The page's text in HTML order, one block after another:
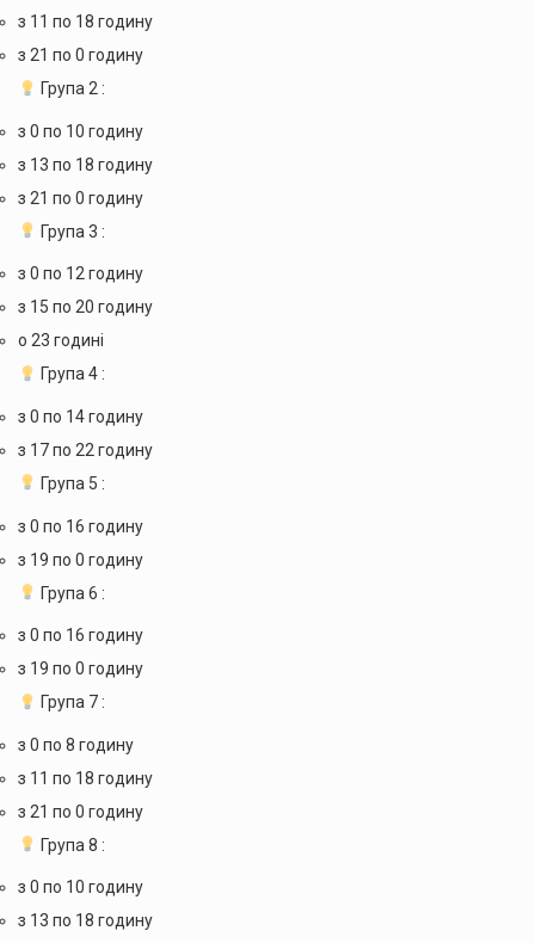
з 11 по 18 годину
з 21 по 0 годину
Група 2 :
з 0 по 10 годину
з 13 по 18 годину
з 21 по 0 годину
Група 3 :
з 0 по 12 годину
з 15 по 20 годину
о 23 годині
Група 4 :
з 0 по 14 годину
з 17 по 22 годину
Група 5 :
з 0 по 16 годину
з 19 по 0 годину
Група 6 :
з 0 по 16 годину
з 19 по 0 годину
Група 7 :
з 0 по 8 годину
з 11 по 18 годину
з 21 по 0 годину
Група 8 :
з 0 по 10 годину
з 13 по 18 годину